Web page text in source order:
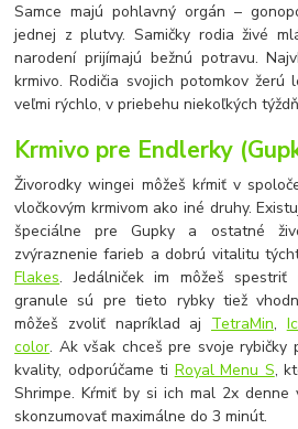
Samce majú pohlavný orgán –
jednej z plutvy. Samičky rodia živé
narodení prijímajú bežnú potravu.
krmivo. Rodičia svojich potomkov žerú
veľmi rýchlo, v priebehu niekoľkých
Krmivo pre Endlerky
Živorodky wingei môžeš kŕmiť v
vločkovým krmivom ako iné druhy.
špeciálne pre Gupky a ostatné
zvýraznenie farieb a dobrú vitalitu
Flakes. Jedálniček im môžeš spestriť
granule sú pre tieto rybky tiež
môžeš zvoliť napríklad aj TetraMin,
color. Ak však chceš pre svoje rybičky
kvality, odporúčame ti Royal Menu S,
Shrimpe. Kŕmiť by si ich mal 2x denne
skonzumovať maximálne do 3 minút.